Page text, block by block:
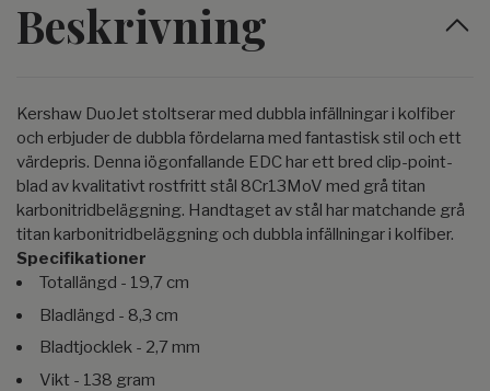
Beskrivning
Kershaw DuoJet stoltserar med dubbla infällningar i kolfiber
och erbjuder de dubbla fördelarna med fantastisk stil och ett
värdepris. Denna iögonfallande EDC har ett bred clip-point-
blad av kvalitativt rostfritt stål 8Cr13MoV med grå titan
karbonitridbeläggning. Handtaget av stål har matchande grå
titan karbonitridbeläggning och dubbla infällningar i kolfiber.
Specifikationer
Totallängd - 19,7 cm
Bladlängd - 8,3 cm
Bladtjocklek - 2,7 mm
Vikt - 138 gram